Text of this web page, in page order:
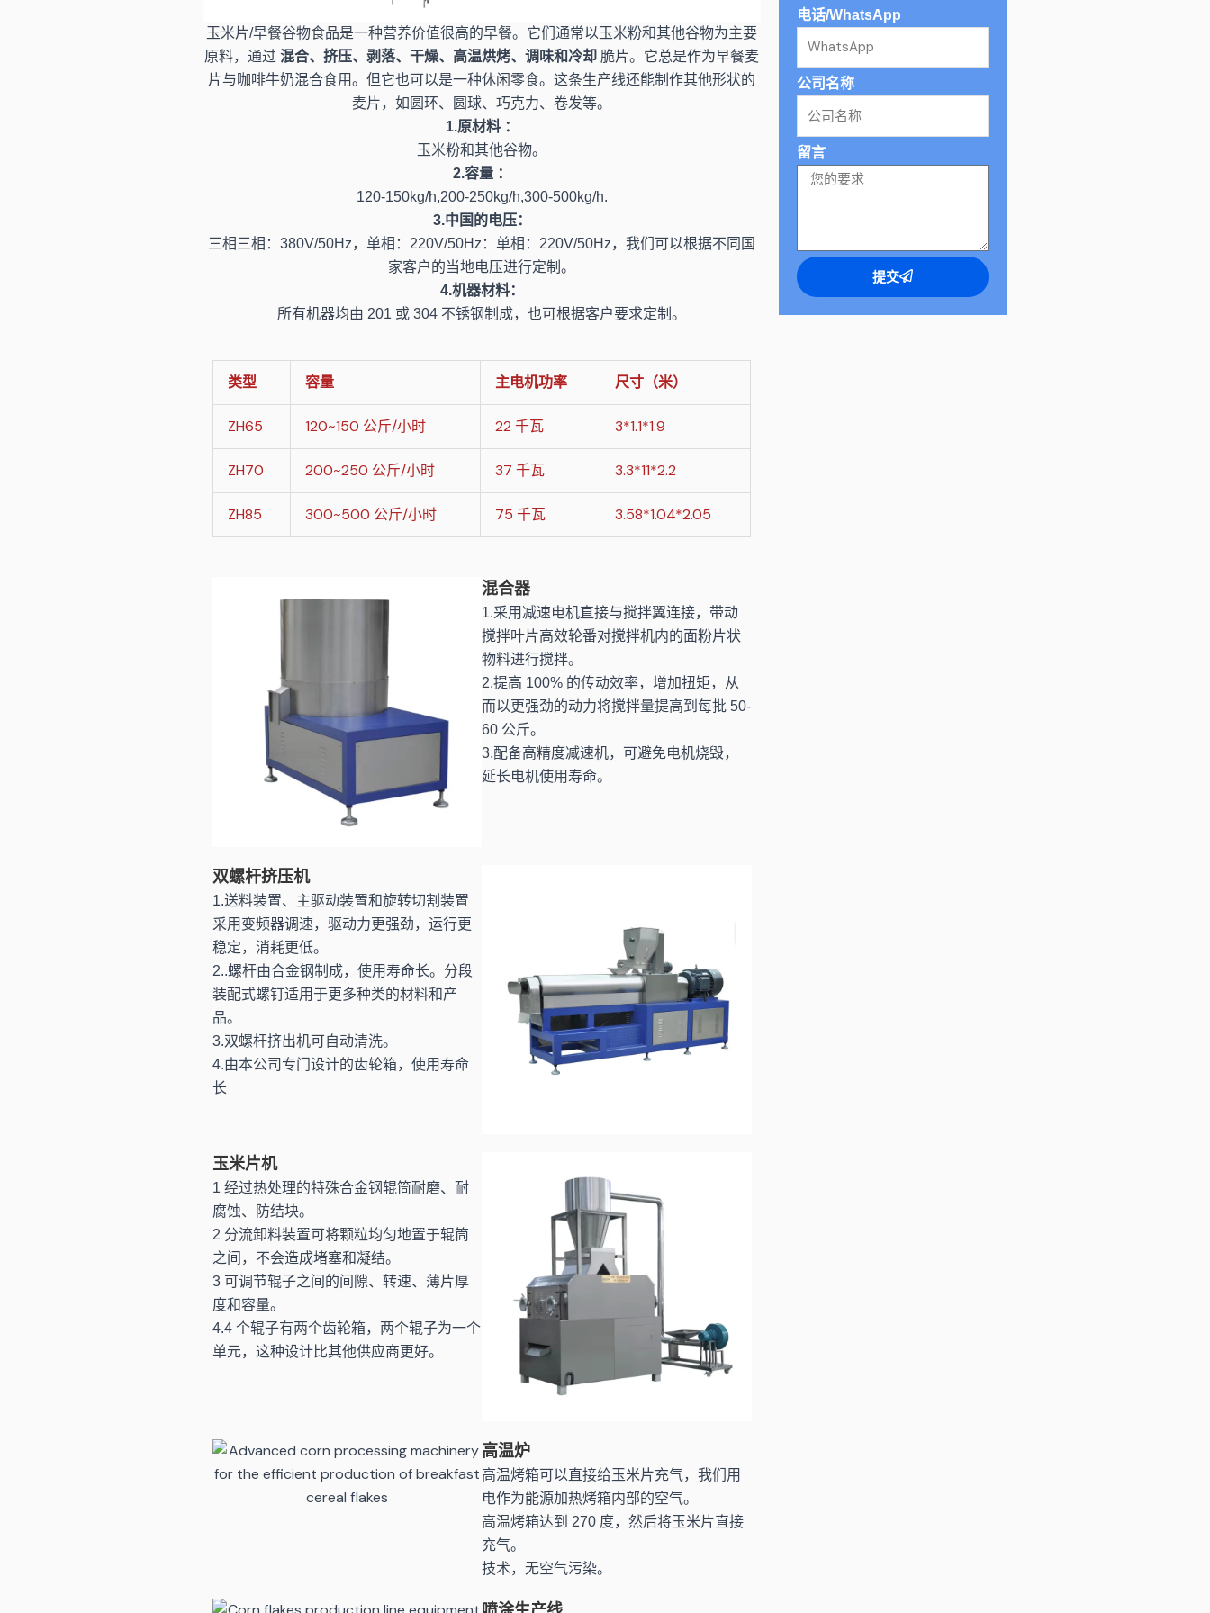
玉米片/早餐谷物食品是一种营养价值很高的早餐。它们通常以玉米粉和其他谷物为主要
原料，通过混合、挤压、剥落、干燥、高温烘烤、调味和冷却 脆片。它总是作为早餐麦
片与咖啡牛奶混合食用。但它也可以是一种休闲零食。这条生产线还能制作其他形状的
麦片，如圆环、圆球、巧克力、卷发等。
1.原材料 ：
玉米粉和其他谷物。
2.容量 ：
120-150kg/h,200-250kg/h,300-500kg/h.
3.中国的电压：
三相三相：380V/50Hz，单相：220V/50Hz：单相：220V/50Hz，我们可以根据不同国
家客户的当地电压进行定制。
4.机器材料：
所有机器均由 201 或 304 不锈钢制成，也可根据客户要求定制。
类型 容量 主电机功率 尺寸（米）
ZH65 120~150 公斤/小时 22 千瓦 3*1.1*1.9
ZH70 200~250 公斤/小时 37 千瓦 3.3*11*2.2
ZH85 300~500 公斤/小时 75 千瓦 3.58*1.04*2.05
混合器
1.采用减速电机直接与搅拌翼连接，带动
搅拌叶片高效轮番对搅拌机内的面粉片状
物料进行搅拌。
2.提高 100% 的传动效率，增加扭矩，从
而以更强劲的动力将搅拌量提高到每批 50-
60 公斤。
3.配备高精度减速机，可避免电机烧毁，
延长电机使用寿命。
双螺杆挤压机
1.送料装置、主驱动装置和旋转切割装置
采用变频器调速，驱动力更强劲，运行更
稳定，消耗更低。
2..螺杆由合金钢制成，使用寿命长。分段
装配式螺钉适用于更多种类的材料和产
品。
3.双螺杆挤出机可自动清洗。
4.由本公司专门设计的齿轮箱，使用寿命
长
玉米片机
1 经过热处理的特殊合金钢辊筒耐磨、耐
腐蚀、防结块。
2 分流卸料装置可将颗粒均匀地置于辊筒
之间，不会造成堵塞和凝结。
3 可调节辊子之间的间隙、转速、薄片厚
度和容量。
4.4 个辊子有两个齿轮箱，两个辊子为一个
单元，这种设计比其他供应商更好。
高温炉
高温烤箱可以直接给玉米片充气，我们用
电作为能源加热烤箱内部的空气。
高温烤箱达到 270 度，然后将玉米片直接
充气。
技术，无空气污染。
电话/WhatsApp
公司名称
留言
提交